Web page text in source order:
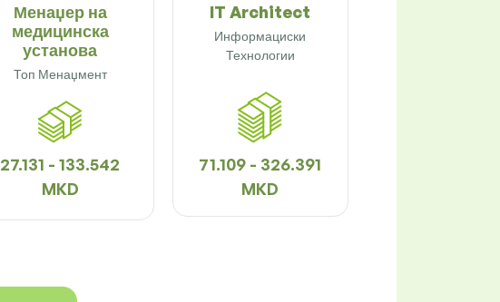
Менаџер на
медицинска
установа
Топ Менаџмент
27.131 - 133.542
MKD
IT Architect
Информациски
Технологии
71.109 - 326.391
MKD